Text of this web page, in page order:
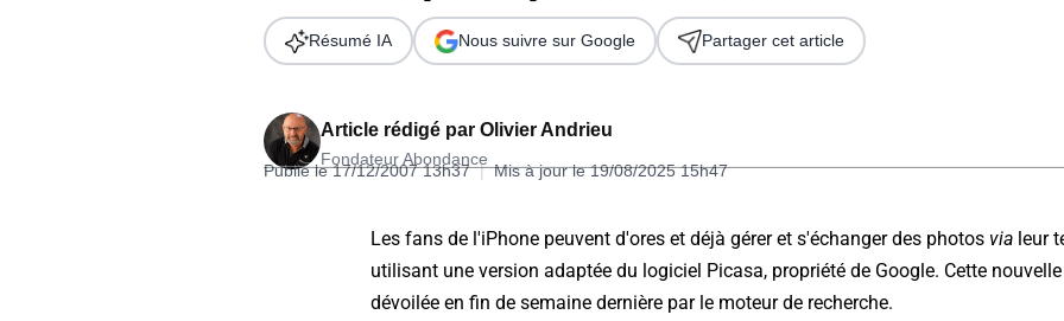
Télécharger l'Ebook
Formation SEO & GEO - Edition 2026
Article rédigé par Olivier Andrieu
Fondateur Abondance
Publié le 17/12/2007 13h37 | Mis à jour le 19/08/2025 15h47
Résumé IA Nous suivre sur Google Partager cet article
Les fans de l'iPhone peuvent d'ores et déjà gérer et s'échanger des photos via leur
utilisant une version adaptée du logiciel Picasa, propriété de Google. Cette
dévoilée en fin de semaine dernière par le moteur de recherche.